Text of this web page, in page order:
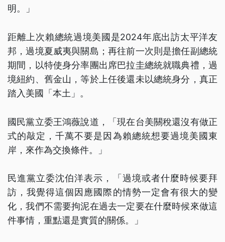
明。」
距離上次賴總統過境美國是2024年底出訪太平洋友
邦，過境夏威夷與關島；再往前一次則是擔任副總統
期間，以特使身分率團出席巴拉圭總統就職典禮，過
境紐約、舊金山，等於上任後還未以總統身分，真正
踏入美國「本土」。
國民黨立委王鴻薇說道，「現在台美關稅還沒有做正
式的敲定，千萬不要是因為賴總統想要過境美國東
岸，來作為交換條件。」
民進黨立委沈伯洋表示，「過境或者什麼時候要拜
訪，我覺得這個因應國際的情勢一定會有很大的變
化，我們不需要拘泥在過去一定要在什麼時候來做這
件事情，重點還是實質的關係。」